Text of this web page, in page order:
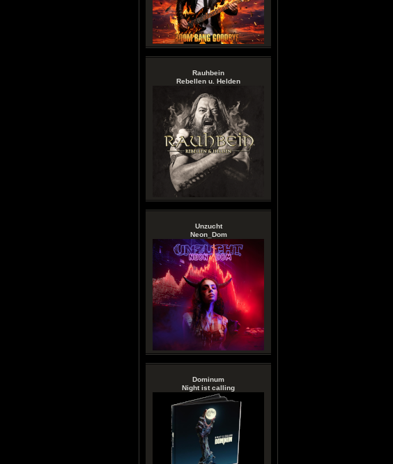
Rauhbein
Rebellen u. Helden
Unzucht
Neon_Dom
Dominum
Night ist calling